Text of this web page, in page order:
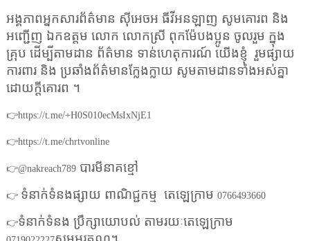
អង្គភាពអ្នកសារព័ត៌មាន ស៊ីអេចអ ធីវីអនឡាញ សូមគោរព និង
អញ្ជើញ ឯកឧត្តម លោក លោកស្រី ពុកម៉ែបងប្អូន ចូលរួម ក្នុង
គ្រុប ដើម្បីតាមដាន ព័ត៌មាន ទាន់ហេតុការណ៍ យើងខ្ញុំ រួមផ្សាយ
ការពារ និង ប្រឆាំងព័ត៌មានក្លែងក្លាយ សូមតាមដានទាំងអស់គ្នា
ដោយក្តីគោរព ។
👉https://t.me/+H0S010ecMsIxNjE1
👉https://t.me/chrtvonline
👉@nakreach789បារមីនាគខ្មៅ
👉 ទំនាក់ទំនងផ្សាយ ពាណិជ្ជកម្ម តេឡេក្រាម 0766493660
👉ទំនាក់ទំនង ប្រឹក្សាយោបល់ តាមរយៈតេឡេក្រាម